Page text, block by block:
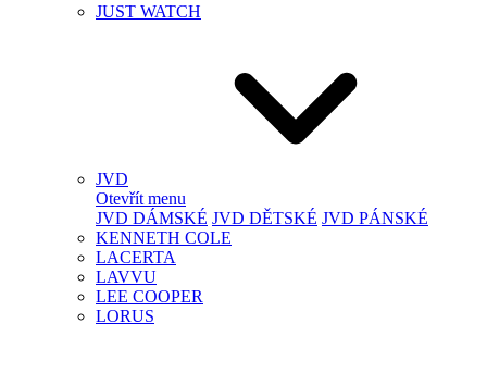
JUST WATCH
JVD
Otevřít menu
JVD DÁMSKÉ JVD DĚTSKÉ JVD PÁNSKÉ
KENNETH COLE
LACERTA
LAVVU
LEE COOPER
LORUS